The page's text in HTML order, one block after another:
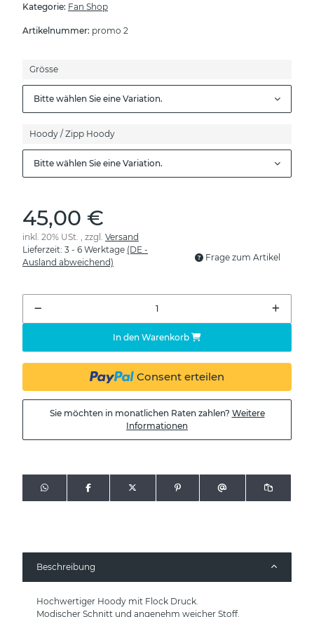
Kategorie: Fan Shop
Artikelnummer: promo 2
Grösse
Bitte wählen Sie eine Variation.
Hoody / Zipp Hoody
Bitte wählen Sie eine Variation.
45,00 €
inkl. 20% USt. , zzgl. Versand
Lieferzeit: 3 - 6 Werktage (DE -
Ausland abweichend)
Frage zum Artikel
In den Warenkorb
Consent erteilen
Sie möchten in monatlichen Raten zahlen? Weitere
Informationen
Beschreibung
Hochwertiger Hoody mit Flock Druck.
Modischer Schnitt und angenehm weicher Stoff.